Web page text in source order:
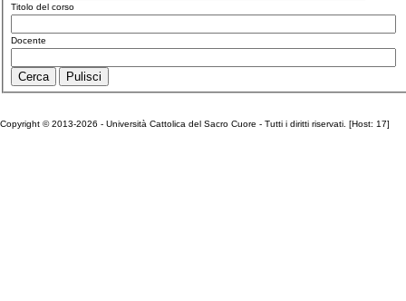
Titolo del corso
Docente
Copyright © 2013-2026 - Università Cattolica del Sacro Cuore - Tutti i diritti riservati. [Host: 17]